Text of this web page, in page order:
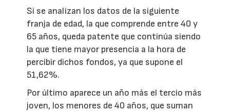
Si se analizan los datos de la siguiente
franja de edad, la que comprende entre 40 y
65 años, queda patente que continúa siendo
la que tiene mayor presencia a la hora de
percibir dichos fondos, ya que supone el
51,62%.
Por último aparece un año más el tercio más
joven, los menores de 40 años, que suman